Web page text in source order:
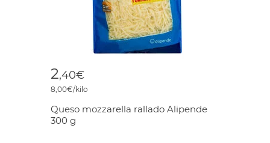
2,40€
8,00€/kilo
Queso mozzarella rallado Alipende
300 g